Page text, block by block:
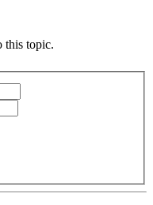
this topic.